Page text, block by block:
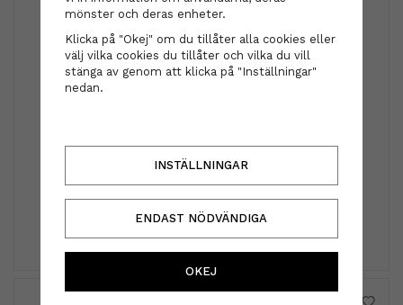
Björk - LOCKAR Curl Defining Conditioner 250 ml
202 kr 269 kr
mönster och deras enheter.
Klicka på "Okej" om du tillåter alla cookies eller
välj vilka cookies du tillåter och vilka du vill
stänga av genom att klicka på "Inställningar"
nedan.
INSTÄLLNINGAR
ENDAST NÖDVÄNDIGA
OKEJ